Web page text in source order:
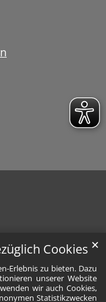
Cookies
Erlebnis zu bieten. Dazu
unserer Website
wir auch Cookies,
Statistikzwecken
✕
auf YouTube